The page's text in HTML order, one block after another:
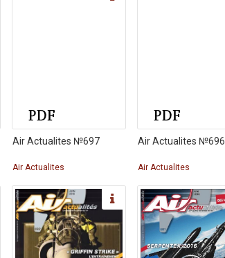
Air Actualites №697
Air Actualites
Air Actualites №696
Air Actualites